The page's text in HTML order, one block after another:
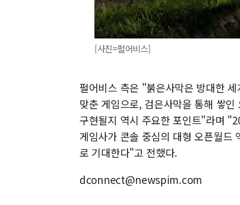
[사진=펄어비스]
펄어비스 측은 "붉은사막은 방대한
맞춘 게임으로, 검은사막을 통해 쌓
구현될지 역시 주요한 포인트"라며
게임사가 콘솔 중심의 대형 오픈월드
로 기대한다"고 전했다.
dconnect@newspim.com